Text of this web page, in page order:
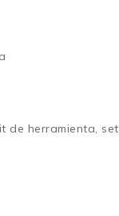
de herramienta,